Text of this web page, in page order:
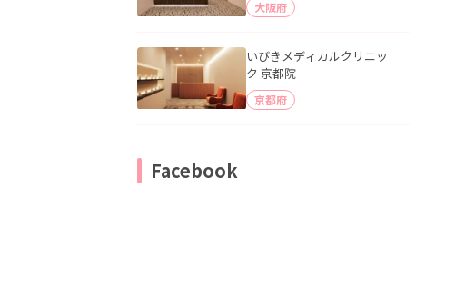
大阪府
いびきメディカルクリニッ
ク 京都院
京都府
Facebook